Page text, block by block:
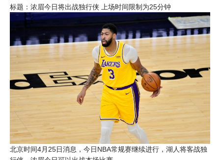
标题：浓眉今日将出战独行侠 上场时间限制为25分钟
北京时间4月25日消息，今日NBA常规赛继续进行， 湖人将客战独